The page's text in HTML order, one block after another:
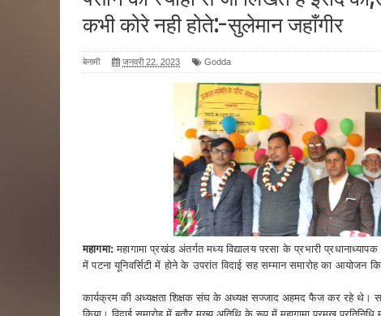
कभी कोरे नही होते:-सुलेमान जहाँगीर
बेनामी जनवरी 22, 2023 Godda
महागमा: महागामा प्रखंड अंतर्गत मध्य विद्यालय परसा के प्रभारी
में पटना यूनिवर्सिटी में होने के उपरांत विदाई सह सम्मान समारोह का आयोजन
कार्यक्रम की अध्यक्षता शिक्षक संघ के अध्यक्ष सज्जाद अहमद फैज कर रहे थे।